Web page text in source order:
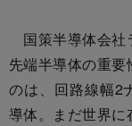
国策半導体会社
先端半導体の重
のは、回路線幅2
導体。まだ世界に